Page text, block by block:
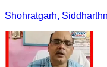
Shohratgarh,